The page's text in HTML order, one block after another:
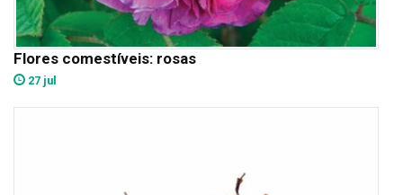
Flores comestíveis: rosas
27 jul